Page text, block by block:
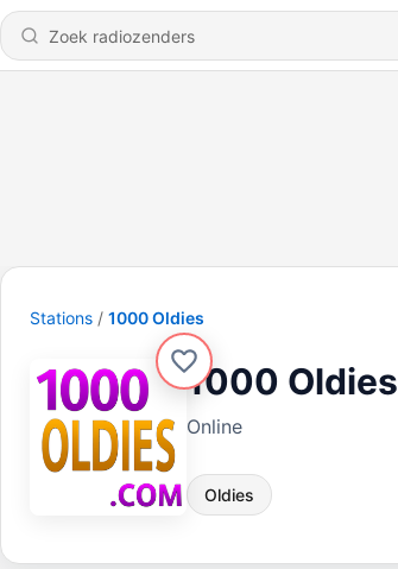
Stations 1000 Oldies
1000 Oldies
Online
Oldies